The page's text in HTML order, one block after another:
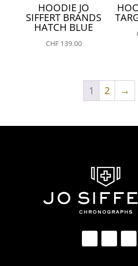
HOODIE JO
SIFFERT BRANDS
HATCH BLUE
CHF139.00
1 2 →